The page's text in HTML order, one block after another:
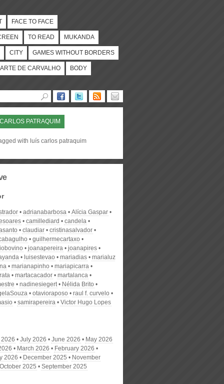
FACE TO FACE
TO READ MUKANDA
CITY GAMES WITHOUT BORDERS
DE CARVALHO BODY
PATRAQUIM
with luís carlos patraquim
adrianabarbosa
Alícia Gaspar
camillediard
candela
claudiar
cristinasalvador
guilhermecartaxo
joanapereira
joanapires
luisestevao mariadias
marialuz
marianapinho
mariapicarra
martacacador
martalanca
nadinesiegert
Nélida Brito
otavioraposo
raul f. curvelo
samirapereira Victor Hugo Lopes
July 2026 June 2026
May 2026
March 2026
February 2026
2026
December 2025
November
October 2025
September 2025